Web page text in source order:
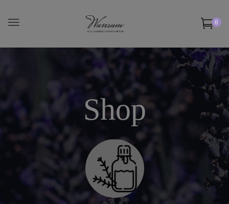
0
Shop